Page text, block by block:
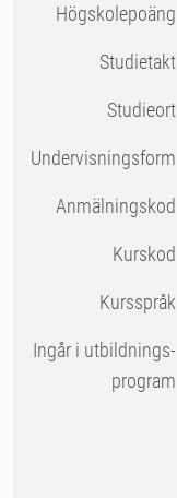
högskolepoäng
Studietakt
Studieort
Undervisningsform
Anmälningskod
Kurskod
Kursspråk
Ingår i utbildnings-
program